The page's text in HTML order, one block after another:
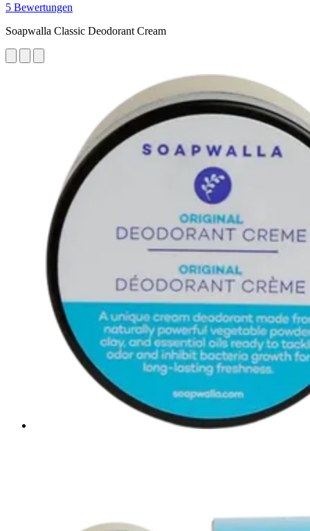
5 Bewertungen
Soapwalla Classic Deodorant Cream